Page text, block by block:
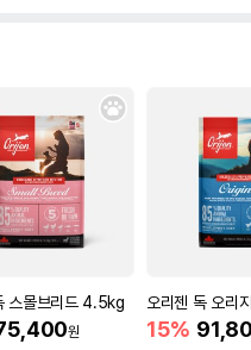
스몰브리드 4.5kg
원
오리젠 독 오리
15%